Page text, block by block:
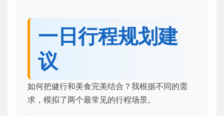
一日行程规划建
议
如何把健行和美食完美结合？我根据不同的需
求，模拟了两个最常见的行程场景。